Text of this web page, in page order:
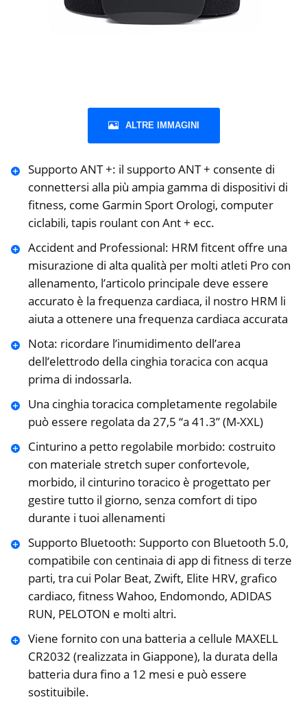
ALTRE IMMAGINI
Supporto ANT +: il supporto ANT + consente di
connettersi alla più ampia gamma di dispositivi di
fitness, come Garmin Sport Orologi, computer
ciclabili, tapis roulant con Ant + ecc.
Accident and Professional: HRM fitcent offre una
misurazione di alta qualità per molti atleti Pro con
allenamento, l’articolo principale deve essere
accurato è la frequenza cardiaca, il nostro HRM li
aiuta a ottenere una frequenza cardiaca accurata
Nota: ricordare l’inumidimento dell’area
dell’elettrodo della cinghia toracica con acqua
prima di indossarla.
Una cinghia toracica completamente regolabile
può essere regolata da 27,5 “a 41.3” (M-XXL)
Cinturino a petto regolabile morbido: costruito
con materiale stretch super confortevole,
morbido, il cinturino toracico è progettato per
gestire tutto il giorno, senza comfort di tipo
durante i tuoi allenamenti
Supporto Bluetooth: Supporto con Bluetooth 5.0,
compatibile con centinaia di app di fitness di terze
parti, tra cui Polar Beat, Zwift, Elite HRV, grafico
cardiaco, fitness Wahoo, Endomondo, ADIDAS
RUN, PELOTON e molti altri.
Viene fornito con una batteria a cellule MAXELL
CR2032 (realizzata in Giappone), la durata della
batteria dura fino a 12 mesi e può essere
sostituibile.